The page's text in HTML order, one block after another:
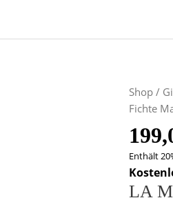
Shop /
Fichte
Enthält
LA